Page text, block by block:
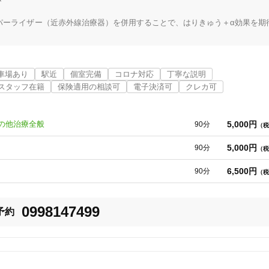
ライザー（近赤外線治療器）を併用することで、はりきゅう＋α効果を期
ります。鹿児島で唯一、エコーを使用して胎児の胎向確認をできる鍼灸院
夫婦で患者様一人一人と向き合っています。
場あり 駅近 個室完備 コロナ対応
丁寧な説明
タッフ在籍
保険適用の相談可 電子決済可 クレカ可
他治療全般 90分 5,000円 （
90分 5,000円 （
90分 6,500円 （
約 0998147499